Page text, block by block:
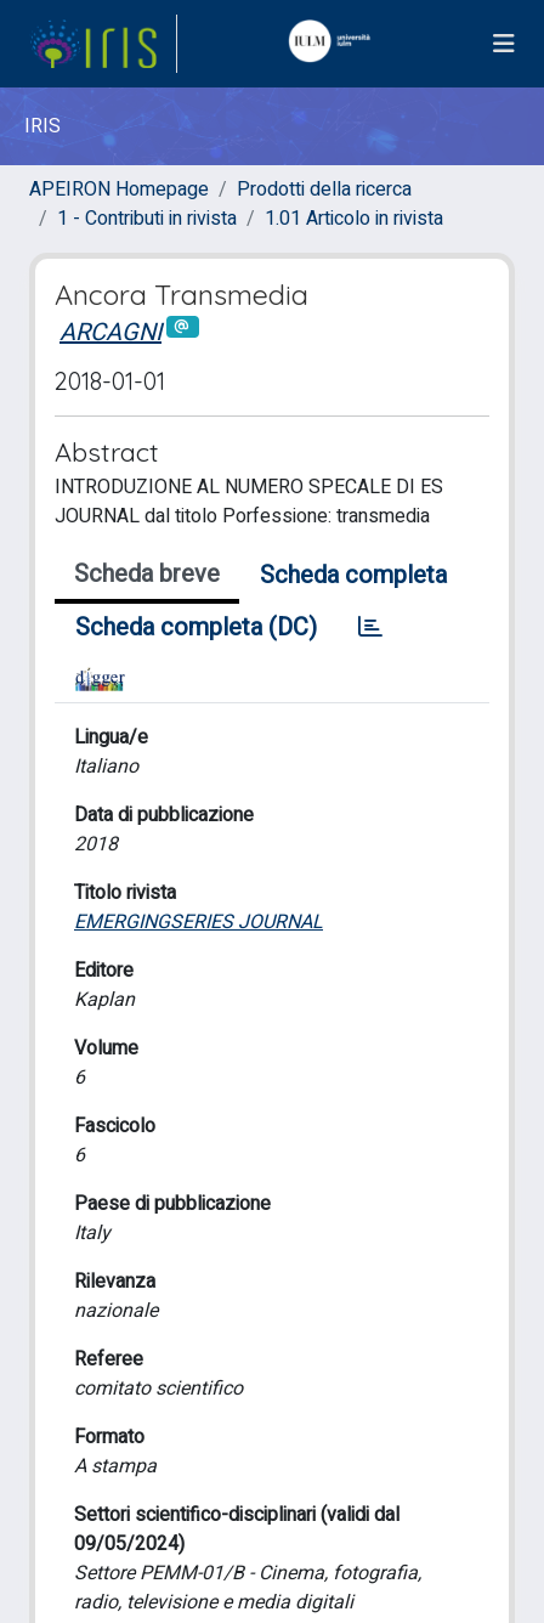
IRIS
APEIRON Homepage
Prodotti della ricerca
1 - Contributi in rivista
1.01 Articolo in rivista
Ancora Transmedia
ARCAGNI
2018-01-01
Abstract
INTRODUZIONE AL NUMERO SPECALE DI ES
JOURNAL dal titolo Porfessione: transmedia
Scheda breve
Scheda completa
Scheda completa (DC)
Lingua/e
Italiano
Data di pubblicazione
2018
Titolo rivista
EMERGINGSERIES JOURNAL
Editore
Kaplan
Volume
6
Fascicolo
6
Paese di pubblicazione
Italy
Rilevanza
nazionale
Referee
comitato scientifico
Formato
A stampa
Settori scientifico-disciplinari (validi dal
09/05/2024)
Settore PEMM-01/B - Cinema, fotografia,
radio, televisione e media digitali